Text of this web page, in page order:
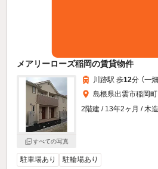
メアリーローズ稲岡の賃貸物件
すべての写真
川跡駅 歩12分 （一
島根県出雲市稲岡町
2階建 / 13年2ヶ月 / 木造
駐車場あり 駐輪場あり